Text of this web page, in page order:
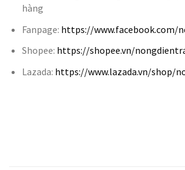
hàng
Fanpage: https://www.facebook.com/
Shopee: https://shopee.vn/
Lazada: https://www.lazada.vn/shop/